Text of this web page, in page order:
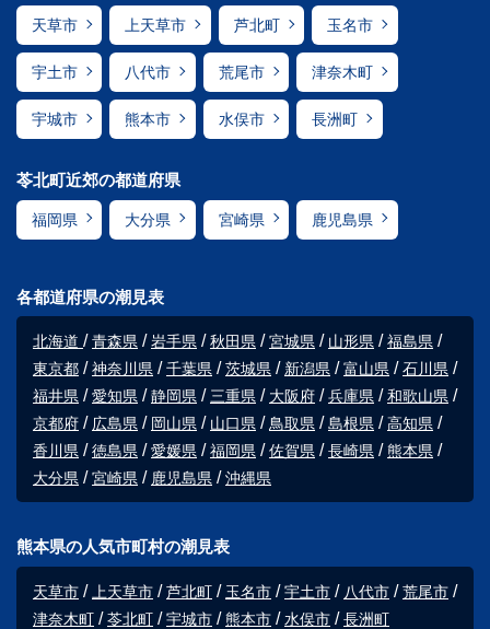
天草市 上天草市 芦北町 玉名市
宇土市 八代市 荒尾市 津奈木町
宇城市 熊本市 水俣市 長洲町
苓北町近郊の都道府県
福岡県 大分県 宮崎県 鹿児島県
各都道府県の潮見表
北海道 青森県 岩手県 秋田県 宮城県 山形県
福島県
東京都
神奈川県 千葉県 茨城県 新潟県 富山県
石川県
福井県
愛知県 静岡県 三重県 大阪府 兵庫県
和歌山県
京都府
広島県 岡山県 山口県 鳥取県 島根県
高知県
香川県
徳島県 愛媛県 福岡県 佐賀県 長崎県
熊本県
大分県
宮崎県 鹿児島県 沖縄県
熊本県の人気市町村の潮見表
天草市 上天草市 芦北町 玉名市 宇土市 八代市
荒尾市
津奈木町
苓北町 宇城市 熊本市 水俣市 長洲町